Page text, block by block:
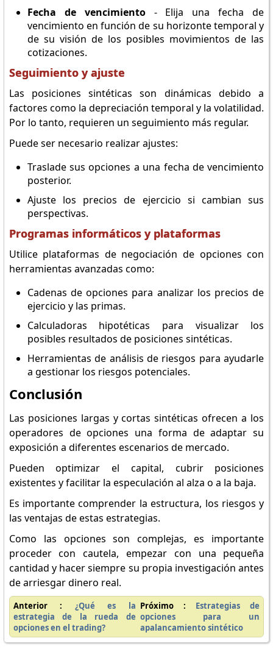
Fecha de vencimiento- Elija una fecha de
vencimiento en función de su horizonte temporal y
de su visión de los posibles movimientos de las
cotizaciones.
Seguimiento y ajuste
Las posiciones sintéticas son dinámicas debido a
factores como la depreciación temporal y la volatilidad.
Por lo tanto, requieren un seguimiento más regular.
Puede ser necesario realizar ajustes:
Traslade sus opciones a una fecha de vencimiento
posterior.
Ajuste los precios de ejercicio si cambian sus
perspectivas.
Programas informáticos y plataformas
Utilice plataformas de negociación de opciones con
herramientas avanzadas como:
Cadenas de opciones para analizar los precios de
ejercicio y las primas.
Calculadoras hipotéticas para visualizar los
posibles resultados de posiciones sintéticas.
Herramientas de análisis de riesgos para ayudarle
a gestionar los riesgos potenciales.
Conclusión
Las posiciones largas y cortas sintéticas ofrecen a los
operadores de opciones una forma de adaptar su
exposición a diferentes escenarios de mercado.
Pueden optimizar el capital, cubrir posiciones
existentes y facilitar la especulación al alza o a la baja.
Es importante comprender la estructura, los riesgos y
las ventajas de estas estrategias.
Como las opciones son complejas, es importante
proceder con cautela, empezar con una pequeña
cantidad y hacer siempre su propia investigación antes
de arriesgar dinero real.
Anterior :
¿Qué es la
estrategia de la rueda de
opciones en el trading?
Próximo : Estrategias de
opciones para un
apalancamiento sintético